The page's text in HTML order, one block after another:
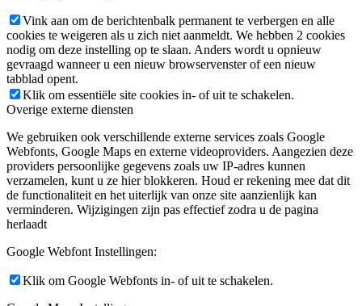
Vink aan om de berichtenbalk permanent te verbergen en alle
cookies te weigeren als u zich niet aanmeldt. We hebben 2 cookies
nodig om deze instelling op te slaan. Anders wordt u opnieuw
gevraagd wanneer u een nieuw browservenster of een nieuw
tabblad opent.
Klik om essentiële site cookies in- of uit te schakelen.
Overige externe diensten
We gebruiken ook verschillende externe services zoals Google
Webfonts, Google Maps en externe videoproviders. Aangezien deze
providers persoonlijke gegevens zoals uw IP-adres kunnen
verzamelen, kunt u ze hier blokkeren. Houd er rekening mee dat dit
de functionaliteit en het uiterlijk van onze site aanzienlijk kan
verminderen. Wijzigingen zijn pas effectief zodra u de pagina
herlaadt
Google Webfont Instellingen:
Klik om Google Webfonts in- of uit te schakelen.